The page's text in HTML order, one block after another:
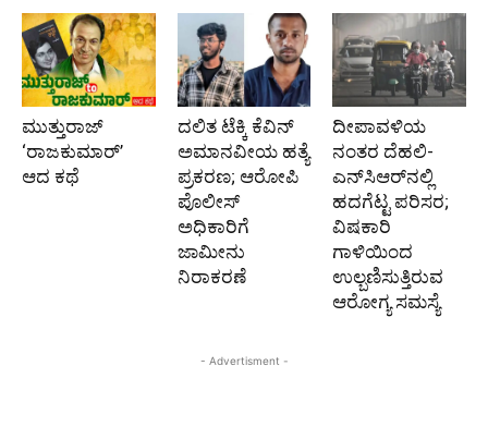
ಮುತ್ತುರಾಜ್
‘ರಾಜಕುಮಾರ್‍’
ಆದ ಕಥೆ
ದಲಿತ ಟೆಕ್ಕಿ ಕೆವಿನ್
ಅಮಾನವೀಯ ಹತ್ಯೆ
ಪ್ರಕರಣ; ಆರೋಪಿ
ಪೊಲೀಸ್‌
ಅಧಿಕಾರಿಗೆ
ಜಾಮೀನು
ನಿರಾಕರಣೆ
ದೀಪಾವಳಿಯ
ನಂತರ ದೆಹಲಿ-
ಎನ್‌ಸಿಆರ್‌ನಲ್ಲಿ
ಹದಗೆಟ್ಟ ಪರಿಸರ;
ವಿಷಕಾರಿ
ಗಾಳಿಯಿಂದ
ಉಲ್ಬಣಿಸುತ್ತಿರುವ
ಆರೋಗ್ಯ ಸಮಸ್ಯೆ
- Advertisment -